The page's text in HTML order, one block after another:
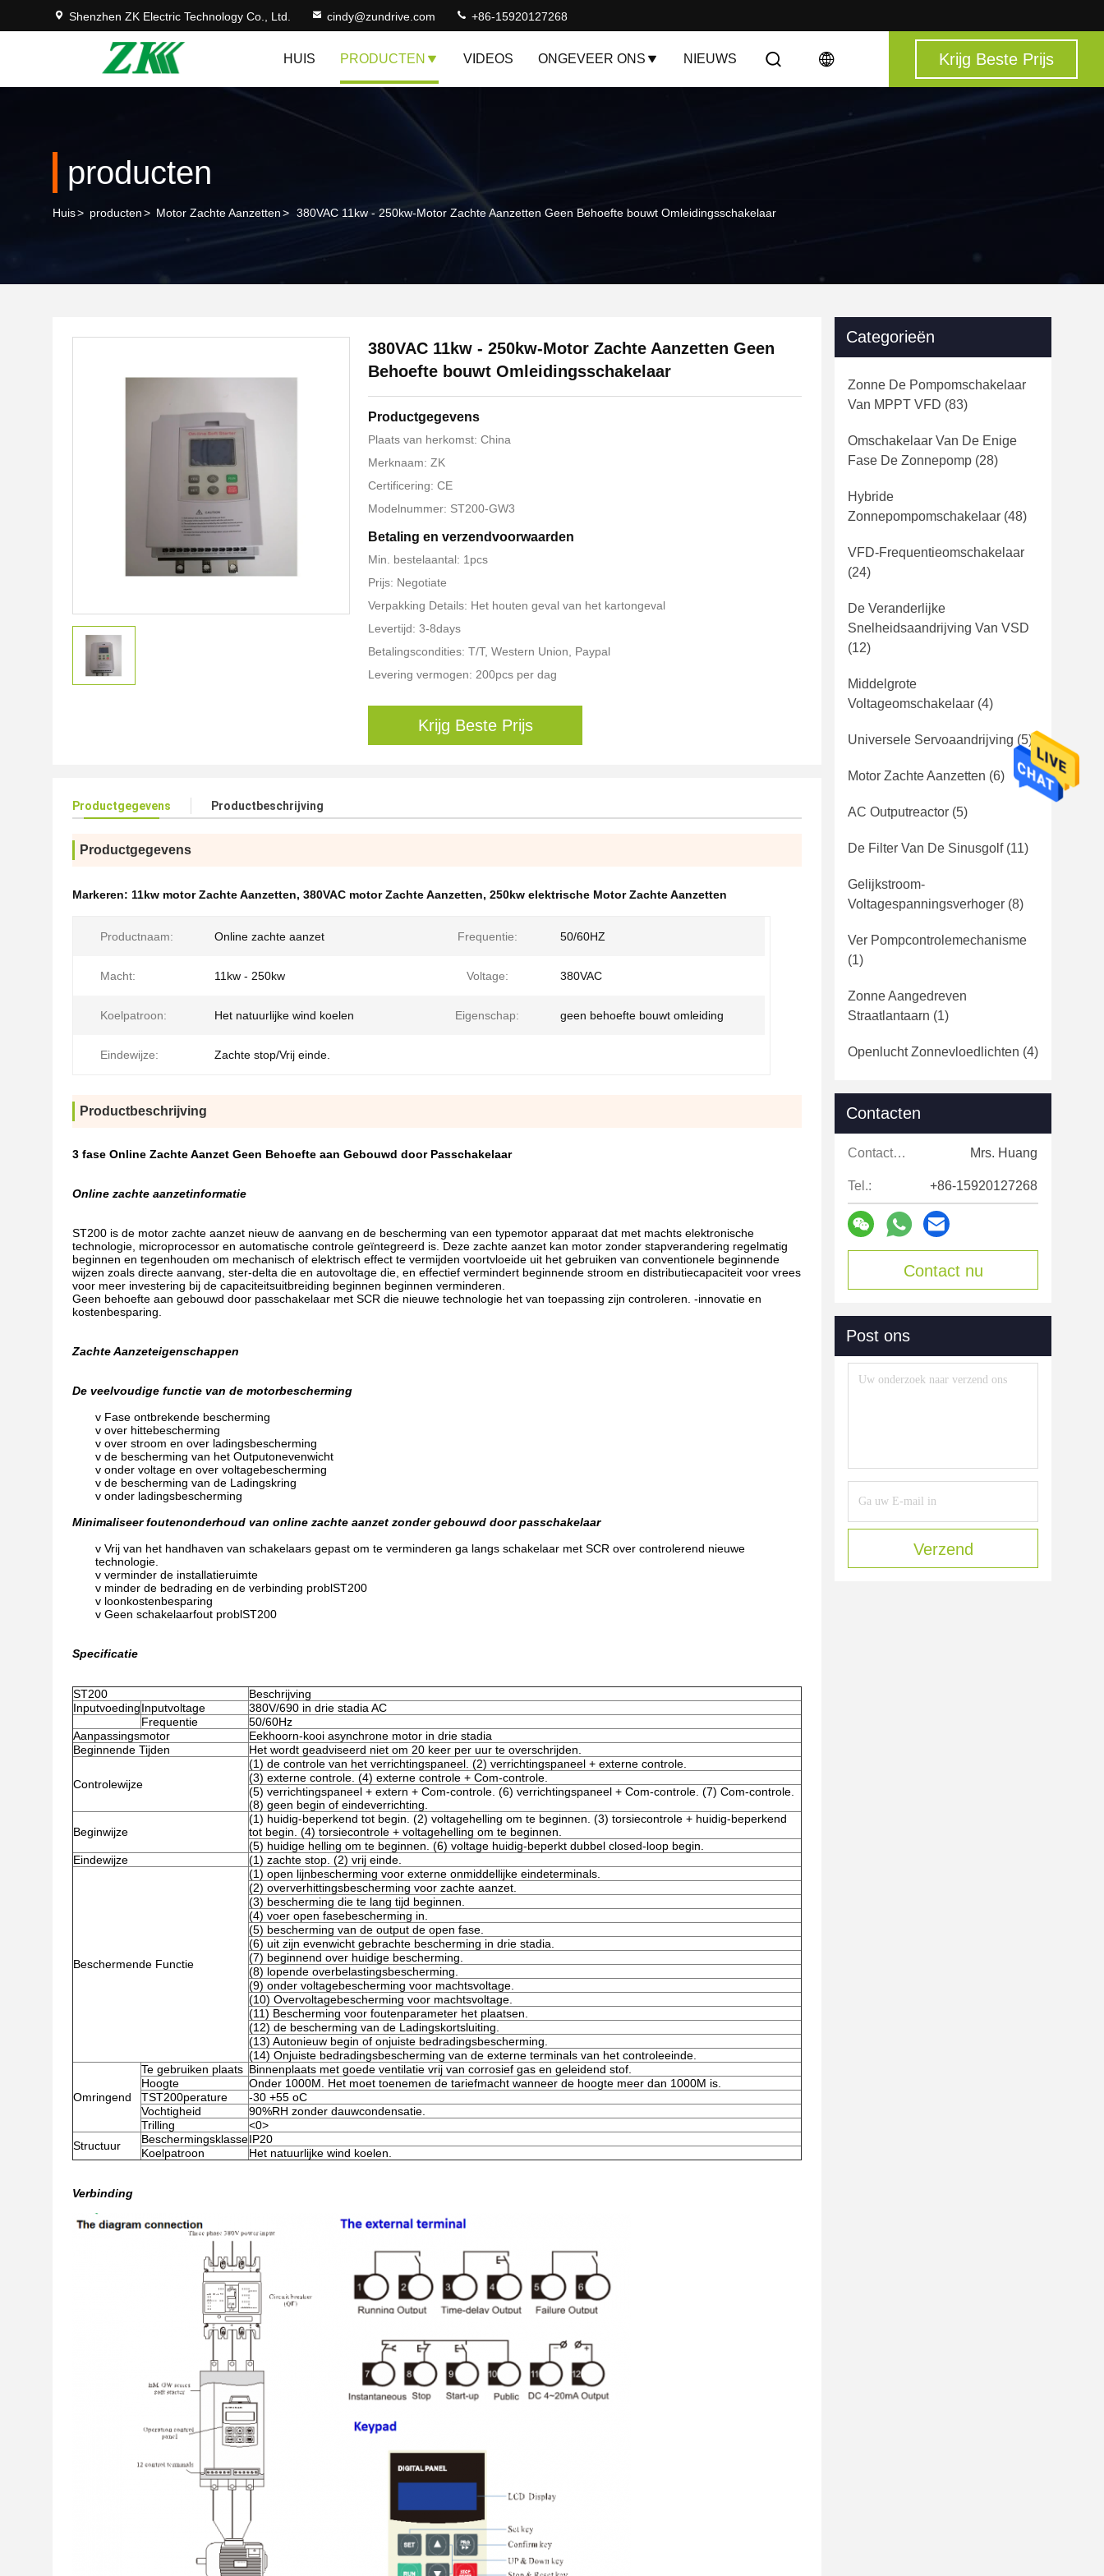
Shenzhen ZK Electric Technology Co., Ltd. cindy@zundrive.com +86-15920127268
HUIS PRODUCTEN VIDEOS ONGEVEER ONS NIEUWS Krijg Beste Prijs
producten
Huis> producten> Motor Zachte Aanzetten> 380VAC 11kw - 250kw-Motor Zachte Aanzetten Geen Behoefte bouwt Omleidingsschakelaar
380VAC 11kw - 250kw-Motor Zachte Aanzetten Geen
Behoefte bouwt Omleidingsschakelaar
Productgegevens
Plaats van herkomst: China
Merknaam: ZK
Certificering: CE
Modelnummer: ST200-GW3
Betaling en verzendvoorwaarden
Min. bestelaantal: 1pcs
Prijs: Negotiate
Verpakking Details: Het houten geval van het kartongeval
Levertijd: 3-8days
Betalingscondities: T/T, Western Union, Paypal
Levering vermogen: 200pcs per dag
Krijg Beste Prijs
Productgegevens Productbeschrijving
Productgegevens
Markeren: 11kw motor Zachte Aanzetten, 380VAC motor Zachte Aanzetten, 250kw elektrische Motor Zachte Aanzetten
Productnaam: Online zachte aanzet Frequentie: 50/60HZ
Macht: 11kw - 250kw Voltage: 380VAC
Koelpatroon: Het natuurlijke wind koelen Eigenschap: geen behoefte bouwt omleiding
Eindewijze: Zachte stop/Vrij einde.
Productbeschrijving
3 fase Online Zachte Aanzet Geen Behoefte aan Gebouwd door Passchakelaar
Online zachte aanzetinformatie
ST200 is de motor zachte aanzet nieuw de aanvang en de bescherming van een typemotor apparaat dat met machts elektronische
technologie, microprocessor en automatische controle geïntegreerd is. Deze zachte aanzet kan motor zonder stapverandering regelmatig
beginnen en tegenhouden om mechanisch of elektrisch effect te vermijden voortvloeide uit het gebruiken van conventionele beginnende
wijzen zoals directe aanvang, ster-delta die en autovoltage die, en effectief vermindert beginnende stroom en distributiecapaciteit voor vrees
voor meer investering bij de capaciteitsuitbreiding beginnen beginnen verminderen.
Geen behoefte aan gebouwd door passchakelaar met SCR die nieuwe technologie het van toepassing zijn controleren. -innovatie en
kostenbesparing.
Zachte Aanzeteigenschappen
De veelvoudige functie van de motorbescherming
v Fase ontbrekende bescherming
v over hittebescherming
v over stroom en over ladingsbescherming
v de bescherming van het Outputonevenwicht
v onder voltage en over voltagebescherming
v de bescherming van de Ladingskring
v onder ladingsbescherming
Minimaliseer foutenonderhoud van online zachte aanzet zonder gebouwd door passchakelaar
v Vrij van het handhaven van schakelaars gepast om te verminderen ga langs schakelaar met SCR over controlerend nieuwe
technologie.
v verminder de installatieruimte
v minder de bedrading en de verbinding problST200
v loonkostenbesparing
v Geen schakelaarfout problST200
Specificatie
ST200
Beschrijving
InputvoedingInputvoltage
380V/690 in drie stadia AC
Frequentie
50/60Hz
Aanpassingsmotor
Eekhoorn-kooi asynchrone motor in drie stadia
Beginnende Tijden
Het wordt geadviseerd niet om 20 keer per uur te overschrijden.
Controlewijze
(1) de controle van het verrichtingspaneel. (2) verrichtingspaneel + externe controle.
(3) externe controle. (4) externe controle + Com-controle.
(5) verrichtingspaneel + extern + Com-controle. (6) verrichtingspaneel + Com-controle. (7) Com-controle.
(8) geen begin of eindeverrichting.
Beginwijze
(1) huidig-beperkend tot begin. (2) voltagehelling om te beginnen. (3) torsiecontrole + huidig-beperkend
tot begin. (4) torsiecontrole + voltagehelling om te beginnen.
(5) huidige helling om te beginnen. (6) voltage huidig-beperkt dubbel closed-loop begin.
Eindewijze
(1) zachte stop. (2) vrij einde.
Beschermende Functie
(1) open lijnbescherming voor externe onmiddellijke eindeterminals.
(2) oververhittingsbescherming voor zachte aanzet.
(3) bescherming die te lang tijd beginnen.
(4) voer open fasebescherming in.
(5) bescherming van de output de open fase.
(6) uit zijn evenwicht gebrachte bescherming in drie stadia.
(7) beginnend over huidige bescherming.
(8) lopende overbelastingsbescherming.
(9) onder voltagebescherming voor machtsvoltage.
(10) Overvoltagebescherming voor machtsvoltage.
(11) Bescherming voor foutenparameter het plaatsen.
(12) de bescherming van de Ladingskortsluiting.
(13) Autonieuw begin of onjuiste bedradingsbescherming.
(14) Onjuiste bedradingsbescherming van de externe terminals van het controleeinde.
Omringend
Te gebruiken plaats Binnenplaats met goede ventilatie vrij van corrosief gas en geleidend stof.
Hoogte
Onder 1000M. Het moet toenemen de tariefmacht wanneer de hoogte meer dan 1000M is.
TST200perature
-30 +55 oC
Vochtigheid
90%RH zonder dauwcondensatie.
Trilling
<0>
Structuur
BeschermingsklasseIP20
Koelpatroon
Het natuurlijke wind koelen.
Verbinding
Categorieën
Zonne De Pompomschakelaar
Van MPPT VFD (83)
Omschakelaar Van De Enige
Fase De Zonnepomp (28)
Hybride
Zonnepompomschakelaar (48)
VFD-Frequentieomschakelaar
(24)
De Veranderlijke
Snelheidsaandrijving Van VSD
(12)
Middelgrote
Voltageomschakelaar (4)
Universele Servoaandrijving (5)
Motor Zachte Aanzetten (6)
AC Outputreactor (5)
De Filter Van De Sinusgolf(11)
Gelijkstroom-
Voltagespanningsverhoger (8)
Ver Pompcontrolemechanisme
(1)
Zonne Aangedreven
Straatlantaarn (1)
Openlucht Zonnevloedlichten (4)
Contacten
Contacten: Mrs. Huang
Tel.: +86-15920127268
Contact nu
Post ons
Verzend